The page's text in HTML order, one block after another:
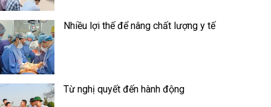
Nhiều lợi thế để nâng chất lượng y tế
Từ nghị quyết đến hành động